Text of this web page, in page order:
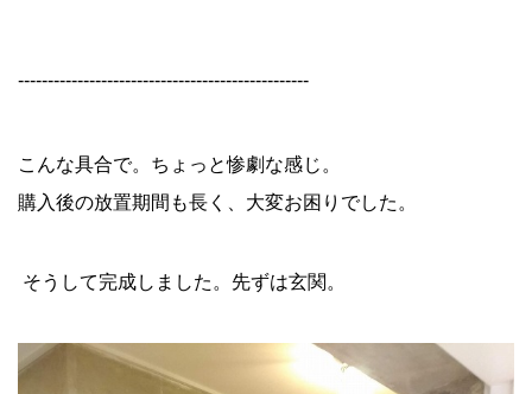
-------------------------------------------------
こんな具合で。ちょっと惨劇な感じ。
購入後の放置期間も長く、大変お困りでした。
そうして完成しました。先ずは玄関。